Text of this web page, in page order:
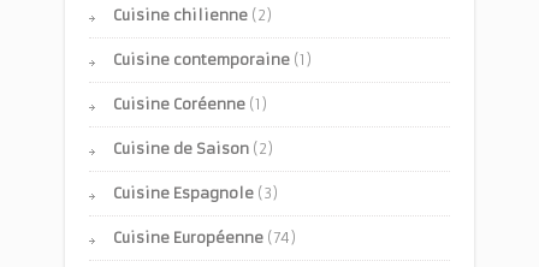
Cuisine chilienne (2)
Cuisine contemporaine (1)
Cuisine Coréenne (1)
Cuisine de Saison (2)
Cuisine Espagnole (3)
Cuisine Européenne (74)